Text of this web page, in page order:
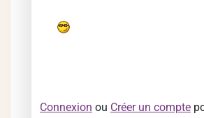
Connexion ou Créer un compte